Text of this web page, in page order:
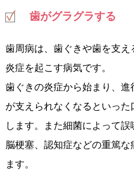
歯がグラグラする
歯周病は、歯ぐきや歯を支
炎症を起こす病気です。
歯ぐきの炎症から始まり、
が支えられなくなるといっ
します。また細菌によって誤
脳梗塞、認知症などの重篤
ます。